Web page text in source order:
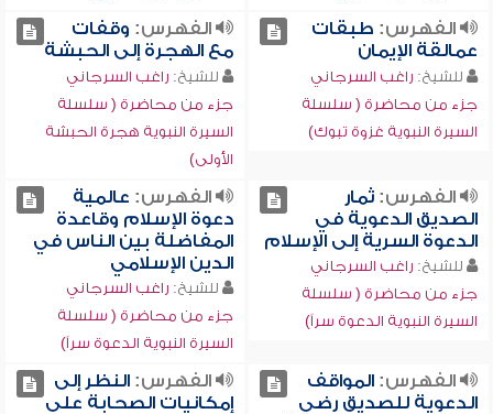
الفهرس: طبقات
عمالقة الإيمان
للشيخ: راغب السرجاني
جزء من محاضرة ( سلسلة
السيرة النبوية غزوة تبوك)
الفهرس: وقفات
مع الهجرة إلى الحبشة
للشيخ: راغب السرجاني
جزء من محاضرة ( سلسلة
السيرة النبوية هجرة الحبشة
الأولى)
الفهرس:ثمار
الصديق الدعوية في
الدعوة السرية إلى الإسلام
للشيخ: راغب السرجاني
جزء من محاضرة ( سلسلة
السيرة النبوية الدعوة سراً)
الفهرس: عالمية
دعوة الإسلام وقاعدة
المفاضلة بين الناس في
الدين الإسلامي
للشيخ: راغب السرجاني
جزء من محاضرة ( سلسلة
السيرة النبوية الدعوة سراً)
الفهرس:المواقف
الدعوية للصديق رضي
الفهرس:النظر إلى
إمكانيات الصحابة على